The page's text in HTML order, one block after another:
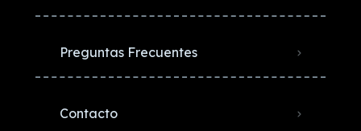
Preguntas Frecuentes
Contacto